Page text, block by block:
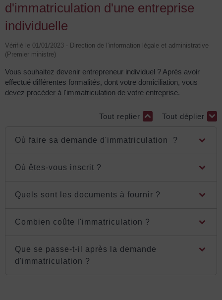
d'immatriculation d'une entreprise
individuelle
Vérifié le 01/01/2023 - Direction de l'information légale et administrative
(Premier ministre)
Vous souhaitez devenir entrepreneur individuel ? Après avoir
effectué différentes formalités, dont votre domiciliation, vous
devez procéder à l'immatriculation de votre entreprise.
Tout replier Tout déplier
Où faire sa demande d'immatriculation ?
Où êtes-vous inscrit ?
Quels sont les documents à fournir ?
Combien coûte l'immatriculation ?
Que se passe-t-il après la demande
d'immatriculation ?